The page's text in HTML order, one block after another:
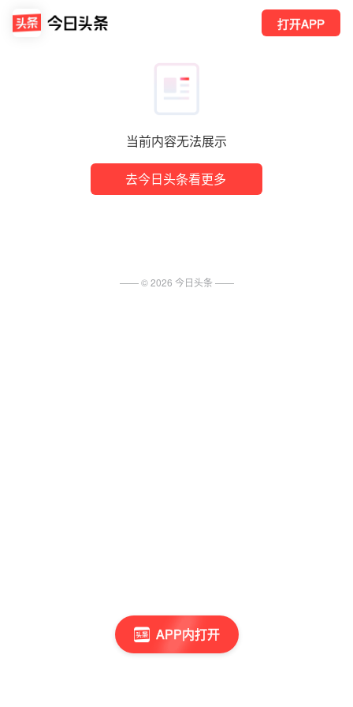
当前内容无法展示
去今日头条看更多
打开APP
APP内打开
—— ©2026 今日头条 ——